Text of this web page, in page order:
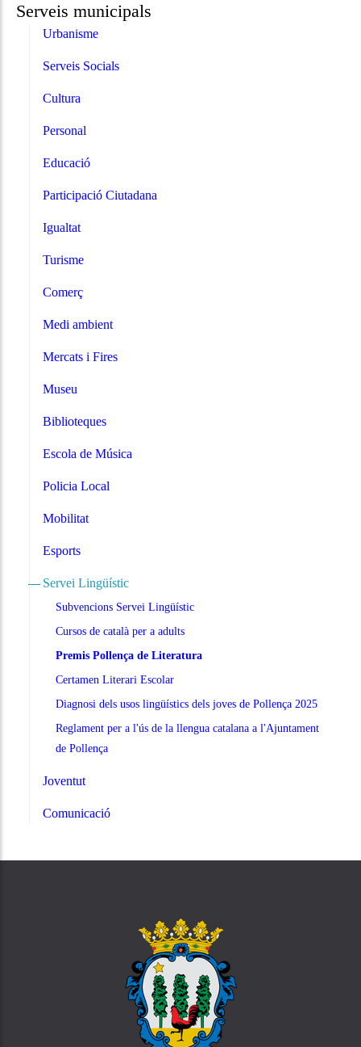
Serveis municipals
Urbanisme
Serveis Socials
Cultura
Personal
Educació
Participació Ciutadana
Igualtat
Turisme
Comerç
Medi ambient
Mercats i Fires
Museu
Biblioteques
Escola de Música
Policia Local
Mobilitat
Esports
Servei Lingüístic
Subvencions Servei Lingüístic
Cursos de català per a adults
Premis Pollença de Literatura
Certamen Literari Escolar
Diagnosi dels usos lingüístics dels joves de Pollença 2025
Reglament per a l'ús de la llengua catalana a l'Ajuntament
de Pollença
Joventut
Comunicació